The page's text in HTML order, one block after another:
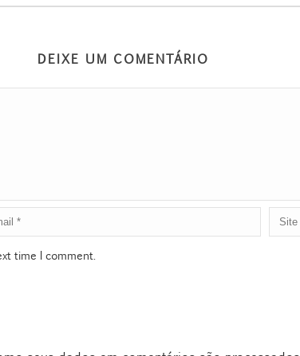
DEIXE UM COMENTÁRIO
time I comment.